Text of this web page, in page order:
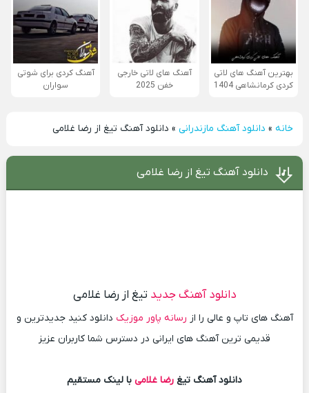
بهترین آهنگ های لاتی
کردی کرمانشاهی 1404
آهنگ های لاتی خارجی
خفن 2025
آهنگ کردی برای شوتی
سواران
خانه» دانلود آهنگ مازندرانی» دانلود آهنگ تیغ از رضا غلامی
دانلود آهنگ تیغ از رضا غلامی
دانلود آهنگ جدید تیغ از رضا غلامی
آهنگ های تاپ و عالی را از رسانه پاور موزیک دانلود کنید جدیدترین و
قدیمی ترین آهنگ های ایرانی در دسترس شما کاربران عزیز
دانلود آهنگ تیغ رضا غلامی با لینک مستقیم